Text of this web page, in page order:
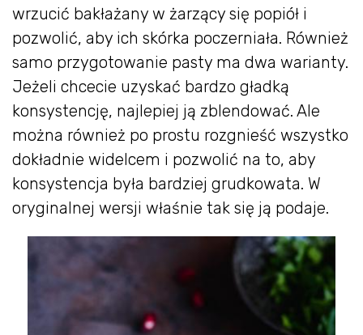
wrzucić bakłażany w żarzący się popiół i
pozwolić, aby ich skórka poczerniała. Również
samo przygotowanie pasty ma dwa warianty.
Jeżeli chcecie uzyskać bardzo gładką
konsystencję, najlepiej ją zblendować. Ale
można również po prostu rozgnieść wszystko
dokładnie widelcem i pozwolić na to, aby
konsystencja była bardziej grudkowata. W
oryginalnej wersji właśnie tak się ją podaje.